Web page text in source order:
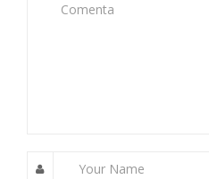
Comenta
Your Name